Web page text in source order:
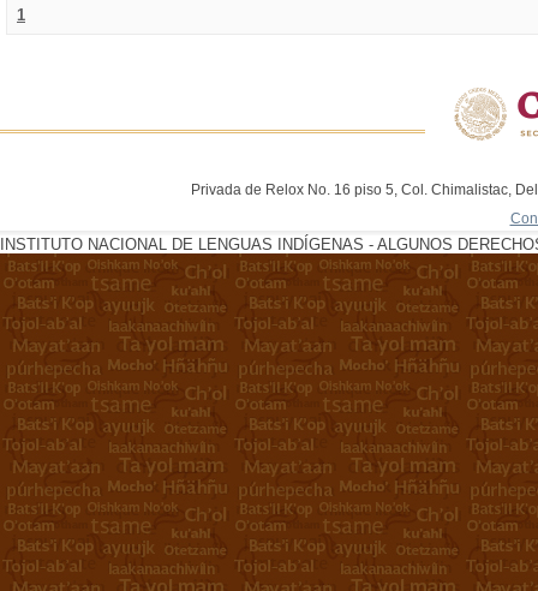
1
Privada de Relox No. 16 piso 5, Col. Chimalistac,
INSTITUTO NACIONAL DE LENGUAS INDÍGENAS - ALGUNOS